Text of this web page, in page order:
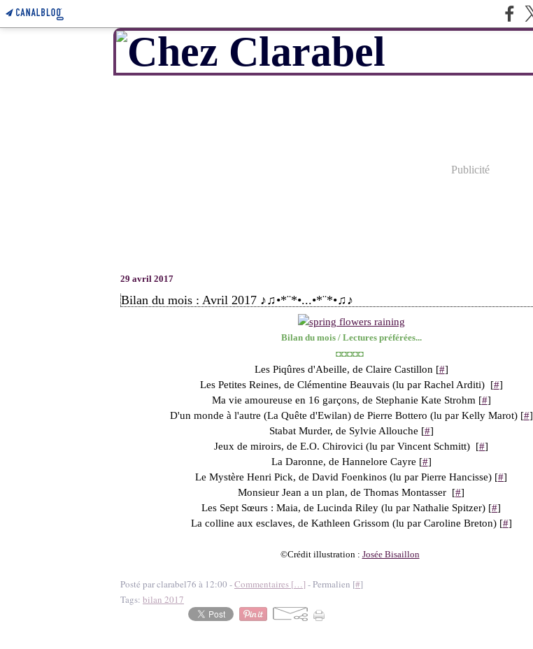
Publicité
29 avril 2017
Bilan du mois : Avril 2017 ♪♫•*¨*•...•*¨*•♫♪
Bilan du mois / Lectures préférées...
◘◘◘◘◘
Les Piqûres d'Abeille, de Claire Castillon [#]
Les Petites Reines, de Clémentine Beauvais (lu par Rachel Arditi) [#]
Ma vie amoureuse en 16 garçons, de Stephanie Kate Strohm [#]
D'un monde à l'autre (La Quête d'Ewilan) de Pierre Bottero (lu par Kelly Marot) [#]
Stabat Murder, de Sylvie Allouche [#]
Jeux de miroirs, de E.O. Chirovici (lu par Vincent Schmitt) [#]
La Daronne, de Hannelore Cayre [#]
Le Mystère Henri Pick, de David Foenkinos (lu par Pierre Hancisse) [#]
Monsieur Jean a un plan, de Thomas Montasser [#]
Les Sept Sœurs : Maia, de Lucinda Riley (lu par Nathalie Spitzer) [#]
La colline aux esclaves, de Kathleen Grissom (lu par Caroline Breton) [#]
©Crédit illustration : Josée Bisaillon
Posté par clarabel76 à 12:00 -Commentaires […] - Permalien [#]
Tags: bilan 2017